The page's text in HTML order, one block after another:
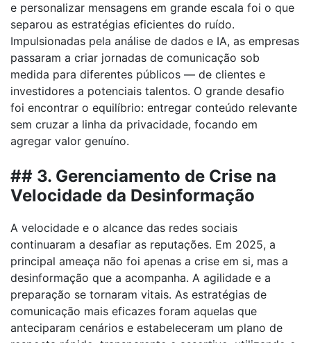
e personalizar mensagens em grande escala foi o que
separou as estratégias eficientes do ruído.
Impulsionadas pela análise de dados e IA, as empresas
passaram a criar jornadas de comunicação sob
medida para diferentes públicos — de clientes e
investidores a potenciais talentos. O grande desafio
foi encontrar o equilíbrio: entregar conteúdo relevante
sem cruzar a linha da privacidade, focando em
agregar valor genuíno.
## 3. Gerenciamento de Crise na
Velocidade da Desinformação
A velocidade e o alcance das redes sociais
continuaram a desafiar as reputações. Em 2025, a
principal ameaça não foi apenas a crise em si, mas a
desinformação que a acompanha. A agilidade e a
preparação se tornaram vitais. As estratégias de
comunicação mais eficazes foram aquelas que
anteciparam cenários e estabeleceram um plano de